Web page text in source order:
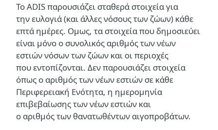
To ADIS παρουσιάζει σταθερά στοιχεία για
την ευλογιά (και άλλες νόσους των ζώων) κάθε
επτά ημέρες. Ομως, τα στοιχεία που δημοσιεύει
είναι μόνο ο συνολικός αριθμός των νέων
εστιών νόσων των ζώων και οι περιοχές
που εντοπίζονται. Δεν παρουσιάζει στοιχεία
όπως ο αριθμός των νέων εστιών σε κάθε
Περιφερειακή Ενότητα, η ημερομηνία
επιβεβαίωσης των νέων εστιών και
ο αριθμός των θανατωθέντων αιγοπροβάτων.